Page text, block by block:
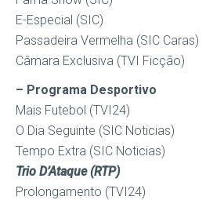
E-Especial (SIC)
Passadeira Vermelha (SIC Caras)
Câmara Exclusiva (TVI Ficção)
– Programa Desportivo
Mais Futebol (TVI24)
O Dia Seguinte (SIC Noticias)
Tempo Extra (SIC Noticias)
Trio D’Ataque (RTP)
Prolongamento (TVI24)